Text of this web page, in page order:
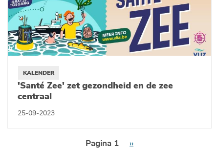
KALENDER
'Santé Zee' zet gezondheid en de zee
centraal
25-09-2023
Pagina 1
Volgende
››